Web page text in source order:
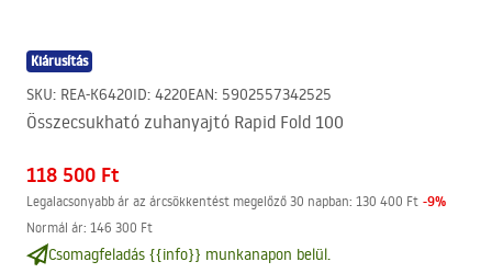
Kiárusítás
SKU: REA-K6420ID: 4220EAN: 5902557342525
Összecsukható zuhanyajtó Rapid Fold 100
118 500 Ft
Legalacsonyabb ár az árcsökkentést megelőző 30 napban: 130 400 Ft -9%
Normál ár: 146 300 Ft
Csomagfeladás {{info}} munkanapon belül.